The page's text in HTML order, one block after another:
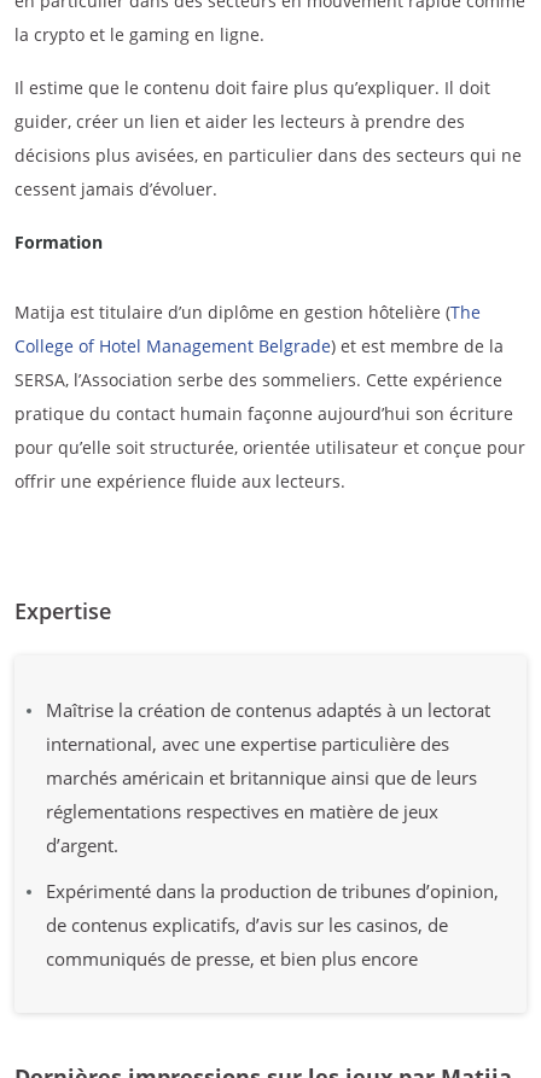
la crypto et le gaming en ligne.
Il estime que le contenu doit faire plus qu’expliquer. Il doit
guider, créer un lien et aider les lecteurs à prendre des
décisions plus avisées, en particulier dans des secteurs qui ne
cessent jamais d’évoluer.
Formation
Matija est titulaire d’un diplôme en gestion hôtelière (The
College of Hotel Management Belgrade) et est membre de la
SERSA, l’Association serbe des sommeliers. Cette expérience
pratique du contact humain façonne aujourd’hui son écriture
pour qu’elle soit structurée, orientée utilisateur et conçue pour
offrir une expérience fluide aux lecteurs.
Expertise
Maîtrise la création de contenus adaptés à un lectorat
international, avec une expertise particulière des
marchés américain et britannique ainsi que de leurs
réglementations respectives en matière de jeux
d’argent.
Expérimenté dans la production de tribunes d’opinion,
de contenus explicatifs, d’avis sur les casinos, de
communiqués de presse, et bien plus encore